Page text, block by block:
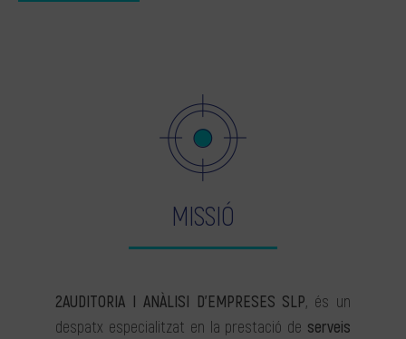
MISSIÓ
2AUDITORIA I ANÀLISI D’EMPRESES SLP, és un
despatx especialitzat en la prestació de serveis